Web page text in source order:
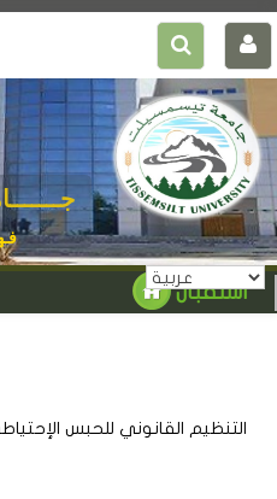
استقبال
التنظيم القانوني للحبس